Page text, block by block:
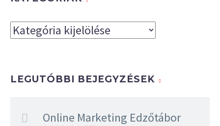
Kategóriák
LEGUTÓBBI BEJEGYZÉSEK
Online Marketing Edzőtábor